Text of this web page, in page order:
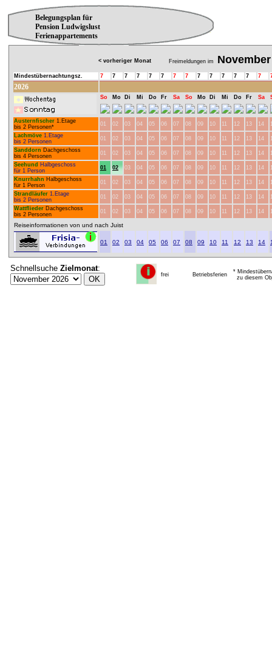
Belegungsplan für
Pension Ludwigslust
Ferienappartements
< vorheriger Monat Freimeldungen im November
Mindestübernachtungsz. 7 7 7 7 7 7 7 7 7 7 7 7 7 7
2026
So Mo Di Mi Do Fr Sa So Mo Di Mi Do Fr Sa
Austernfischer 1.Etage
bis 2 Personen*
01 02 03 04 05 06 07 08 09 10 11 12 13 14
Lachmöve 1.Etage
bis 2 Personen
01 02 03 04 05 06 07 08 09 10 11 12 13 14
Sanddorn Dachgeschoss
bis 4 Personen
01 02 03 04 05 06 07 08 09 10 11 12 13 14
Seehund Halbgeschoss
für 1 Person
01 02 03 04 05 06 07 08 09 10 11 12 13 14
Knurrhahn Halbgeschoss
für 1 Person
01 02 03 04 05 06 07 08 09 10 11 12 13 14
Strandläufer 1.Etage
bis 2 Personen
01 02 03 04 05 06 07 08 09 10 11 12 13 14
Wattflieder Dachgeschoss
bis 2 Personen
01 02 03 04 05 06 07 08 09 10 11 12 13 14
Reiseinformationen von und nach Juist
01 02 03 04 05 06 07 08 09 10 11 12 13 14
Schnellsuche Zielmonat:
frei Betriebsferien
*
zu diesem